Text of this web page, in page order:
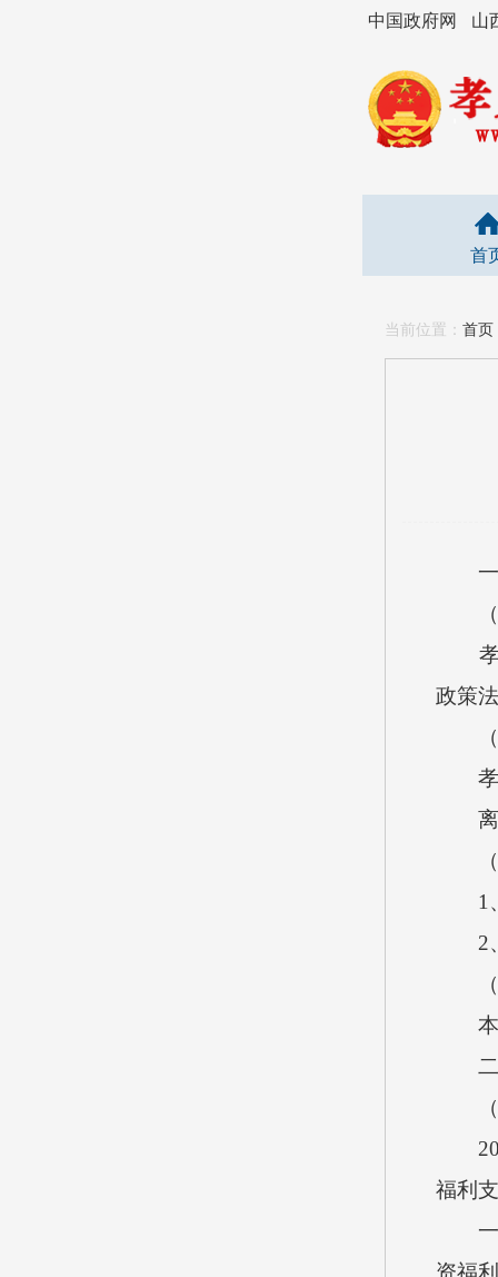
中国政府网 山
首
当前位置： 首页
一
（
孝义
政策
（
孝义
离退
（
1、
2、
（
本单
二
（
福利
一般
资福